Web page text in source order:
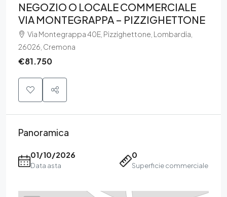
NEGOZIO O LOCALE COMMERCIALE
VIA MONTEGRAPPA – PIZZIGHETTONE
Via Montegrappa 40E, Pizzighettone, Lombardia,
26026, Cremona
€81.750
Panoramica
01/10/2026
Data asta
0
Superficie commerciale